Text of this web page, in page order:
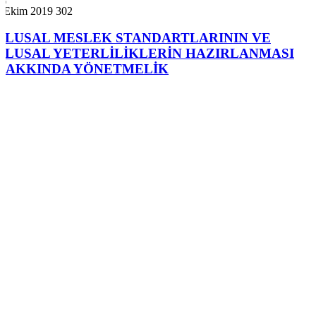
Ekim 2019 302
MESLEK STANDARTLARININ VE
YETERLİLİKLERİN HAZIRLANMASI
YÖNETMELİK